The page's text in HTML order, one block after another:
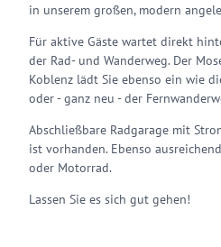
in unserem großen, modern
Für aktive Gäste wartet direkt
der Rad- und Wanderweg. Der
Koblenz lädt Sie ebenso ein wie
oder - ganz neu - der
Abschließbare Radgarage mit
ist vorhanden. Ebenso
oder Motorrad.
Lassen Sie es sich gut gehen!